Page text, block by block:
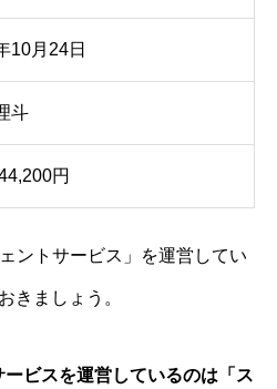
10月24日
斗
円
ントサービス」を運営してい
きましょう。
ビスを運営しているのは「ス